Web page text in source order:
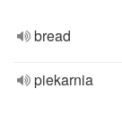
bread
piekarnia